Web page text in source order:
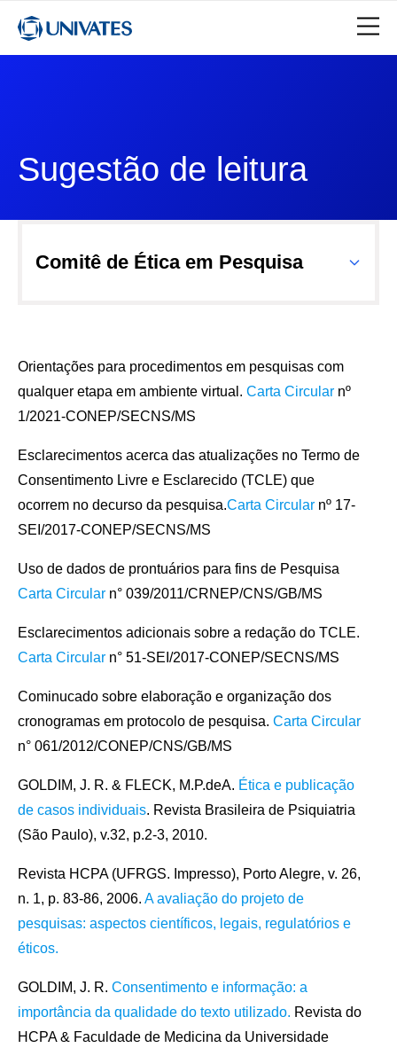
Sugestão de leitura
Orientações para procedimentos em pesquisas com
qualquer etapa em ambiente virtual. Carta Circular nº
1/2021-CONEP/SECNS/MS
Esclarecimentos acerca das atualizações no Termo de
Consentimento Livre e Esclarecido (TCLE) que
ocorrem no decurso da pesquisa.Carta Circular nº 17-
SEI/2017-CONEP/SECNS/MS
Uso de dados de prontuários para fins de Pesquisa
Carta Circular n° 039/2011/CRNEP/CNS/GB/MS
Esclarecimentos adicionais sobre a redação do TCLE.
Carta Circular n° 51-SEI/2017-CONEP/SECNS/MS
Cominucado sobre elaboração e organização dos
cronogramas em protocolo de pesquisa. Carta Circular
n° 061/2012/CONEP/CNS/GB/MS
GOLDIM, J. R. & FLECK, M.P.deA. Ética e publicação
de casos individuais. Revista Brasileira de Psiquiatria
(São Paulo), v.32, p.2-3, 2010.
Revista HCPA (UFRGS. Impresso), Porto Alegre, v. 26,
n. 1, p. 83-86, 2006. A avaliação do projeto de
pesquisas: aspectos científicos, legais, regulatórios e
éticos.
GOLDIM, J. R. Consentimento e informação: a
importância da qualidade do texto utilizado. Revista do
HCPA & Faculdade de Medicina da Universidade
Comitê de Ética em Pesquisa